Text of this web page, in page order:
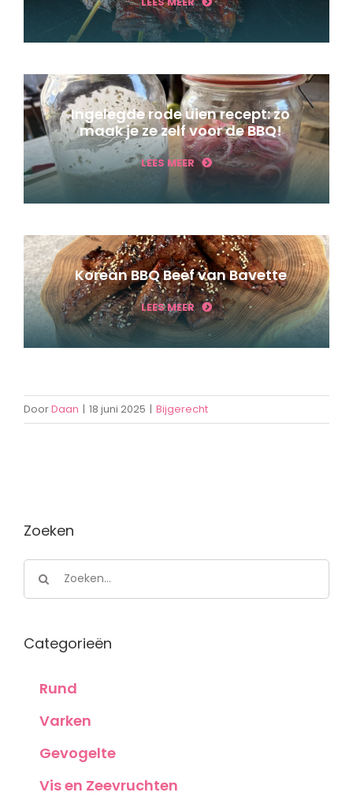
Ingelegde rode uien recept: zo
maak je ze zelf voor de BBQ!
LEES MEER
Korean BBQ Beef van Bavette
LEES MEER
DoorDaan | 18 juni 2025 | Bijgerecht
Zoeken
naar:
Categorieën
Rund
Varken
Gevogelte
Vis en Zeevruchten